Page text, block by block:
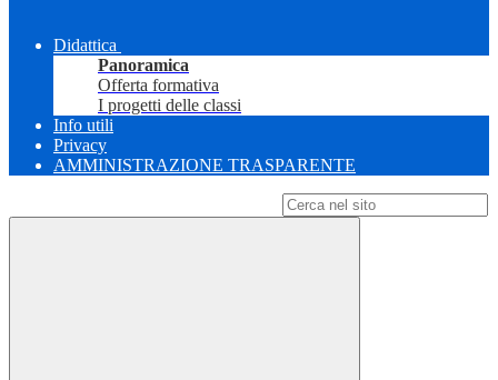
Didattica
Panoramica
Offerta formativa
I progetti delle classi
Info utili
Privacy
AMMINISTRAZIONE TRASPARENTE